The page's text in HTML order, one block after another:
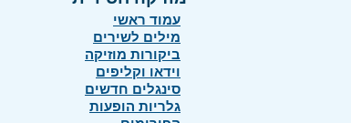
עמוד ראשי
מילים לשירים
ביקורות מוזיקה
וידאו וקליפים
סינגלים חדשים
גלריות הופעות